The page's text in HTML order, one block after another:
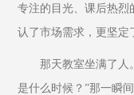
专注的目光、课后热烈
认了市场需求，更坚定
那天教室坐满了人
是什么时候？”那一瞬